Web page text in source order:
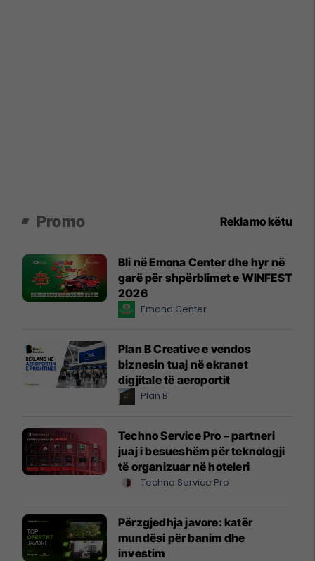
Promo Reklamo këtu
Bli në Emona Center dhe hyr në
garë për shpërblimet e WINFEST
2026
Emona Center
Plan B Creative e vendos
biznesin tuaj në ekranet
digjitale të aeroportit
Plan B
Techno Service Pro – partneri
juaj i besueshëm për teknologji
të organizuar në hoteleri
Techno Service Pro
Përzgjedhja javore: katër
mundësi për banim dhe
investim